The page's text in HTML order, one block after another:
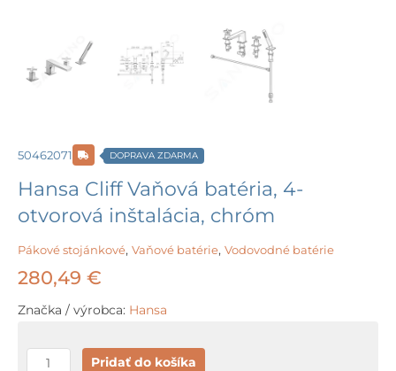
50462071 DOPRAVA ZDARMA
Hansa Cliff Vaňová batéria, 4-
otvorová inštalácia, chróm
Pákové stojánkové, Vaňové batérie, Vodovodné batérie
280,49 €
Značka / výrobca: Hansa
množstvo
Pridať do košíka